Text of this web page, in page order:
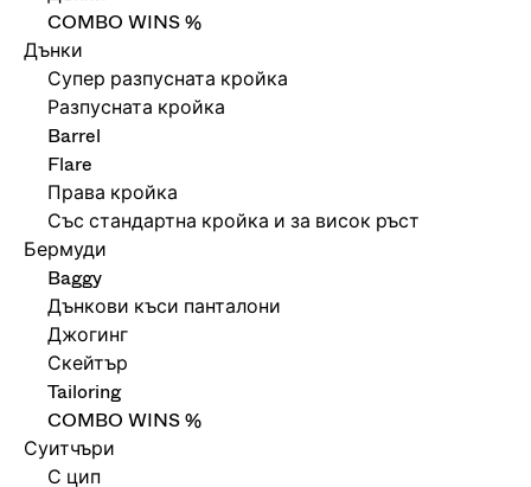
COMBO WINS %
Дънки
Супер разпусната кройка
Разпусната кройка
Barrel
Flare
Права кройка
Със стандартна кройка и за висок ръст
Бермуди
Baggy
Дънкови къси панталони
Джогинг
Скейтър
Tailoring
COMBO WINS %
Суитчъри
С цип